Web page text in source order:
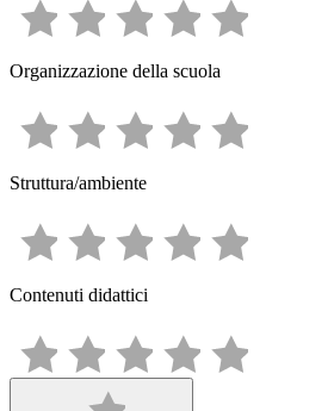
Organizzazione della scuola
Struttura/ambiente
Contenuti didattici